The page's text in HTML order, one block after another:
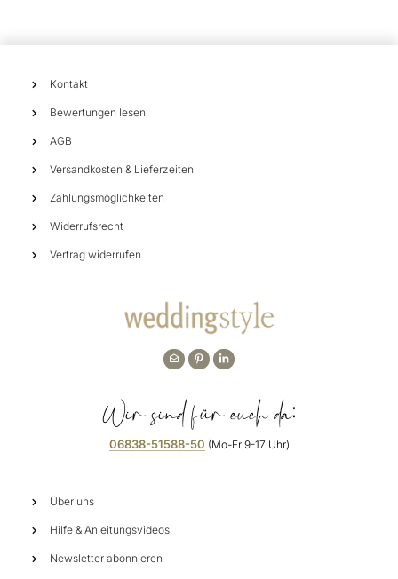
Kontakt
Bewertungen lesen
AGB
Versandkosten & Lieferzeiten
Zahlungsmöglichkeiten
Widerrufsrecht
Vertrag widerrufen
Wir sind für euch da:
06838-51588-50 (Mo-Fr 9-17 Uhr)
Über uns
Hilfe & Anleitungsvideos
Newsletter abonnieren